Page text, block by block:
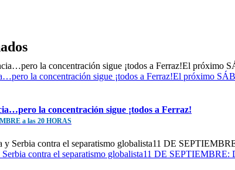
la concentración sigue ¡todos a Ferraz!El próximo
la concentración sigue ¡todos a Ferraz!
a las 20 HORAS
Serbia contra el separatismo globalista11 DE